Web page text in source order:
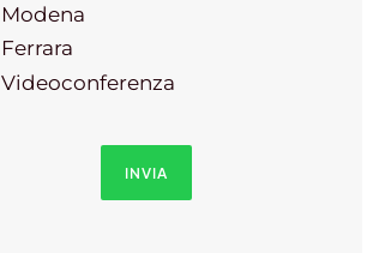
Modena
Ferrara
Videoconferenza
INVIA